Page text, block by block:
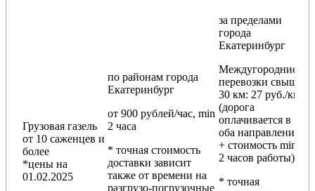
Грузовая газель
от 10 саженцев и
более
*цены на
01.02.2025
по районам города
Екатеринбург
от 900 рублей/час, min
2 часа
* точная стоимость
доставки зависит
также от времени на
разгрузо-погрузочные
за пределами
города
Екатеринбург
Междугородние
перевозки свыше
30 км: 27 руб./км
(дорога
оплачивается в
оба направления
+ стоимость min
2 часов работы)
* точная